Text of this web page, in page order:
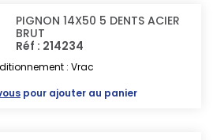
PIGNON 14X50 5 DENTS ACIER
BRUT
Réf : 214234
: Vrac
pour ajouter au panier